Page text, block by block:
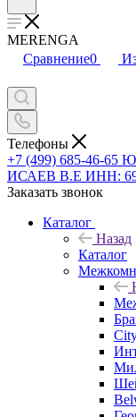
MERENGA
Сравнение0
Телефоны
+7 (499) 685-46-65
ИСАЕВ В.Е ИНН:
Заказать звонок
Каталог
Назад
Каталог